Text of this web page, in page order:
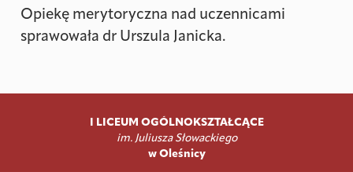
Opiekę merytoryczna nad uczennicami
sprawowała dr Urszula Janicka.
I LICEUM OGÓLNOKSZTAŁCĄCE
im. Juliusza Słowackiego
w Oleśnicy